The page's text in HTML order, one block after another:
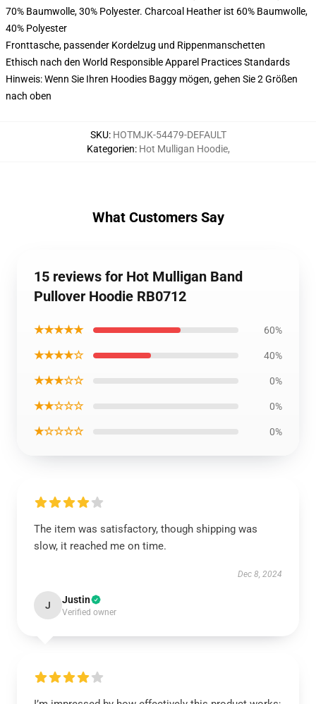
70% Baumwolle, 30% Polyester. Charcoal Heather ist 60% Baumwolle,
40% Polyester
Fronttasche, passender Kordelzug und Rippenmanschetten
Ethisch nach den World Responsible Apparel Practices Standards
Hinweis: Wenn Sie Ihren Hoodies Baggy mögen, gehen Sie 2 Größen
nach oben
SKU: HOTMJK-54479-DEFAULT
Kategorien: Hot Mulligan Hoodie,
What Customers Say
15 reviews for Hot Mulligan Band
Pullover Hoodie RB0712
★★★★★ 60%
★★★★☆ 40%
★★★☆☆ 0%
★★☆☆☆ 0%
★☆☆☆☆ 0%
The item was satisfactory, though shipping was
slow, it reached me on time.
Dec 8, 2024
J Justin
Verified owner